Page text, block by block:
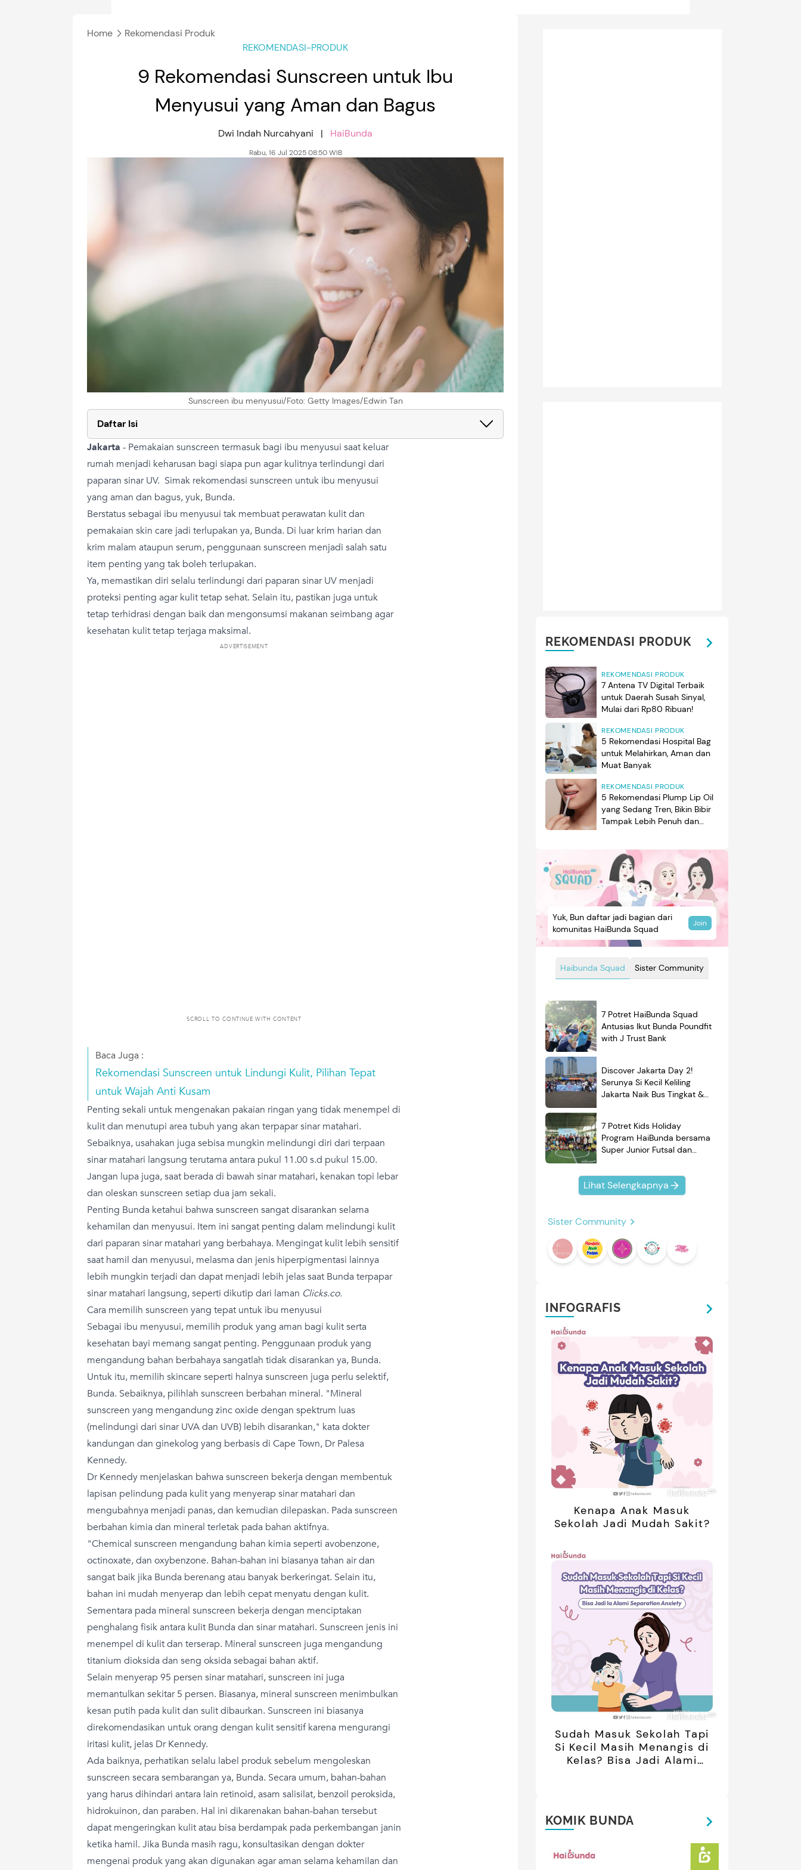
Home
Rekomendasi Produk
REKOMENDASI-PRODUK
9 Rekomendasi Sunscreen untuk Ibu
Menyusui yang Aman dan Bagus
Dwi Indah Nurcahyani | HaiBunda
Rabu, 16 Jul 2025 08:50 WIB
Sunscreen ibu menyusui/Foto: Getty Images/Edwin Tan
Daftar Isi
Jakarta - Pemakaian sunscreen termasuk bagi ibu menyusui saat keluar
rumah menjadi keharusan bagi siapa pun agar kulitnya terlindungi dari
paparan sinar UV. Simak rekomendasi sunscreen untuk ibu menyusui
yang aman dan bagus, yuk, Bunda.
Berstatus sebagai ibu menyusui tak membuat perawatan kulit dan
pemakaian skin care jadi terlupakan ya, Bunda. Di luar krim harian dan
krim malam ataupun serum, penggunaan sunscreen menjadi salah satu
item penting yang tak boleh terlupakan.
Ya, memastikan diri selalu terlindungi dari paparan sinar UV menjadi
proteksi penting agar kulit tetap sehat. Selain itu, pastikan juga untuk
tetap terhidrasi dengan baik dan mengonsumsi makanan seimbang agar
kesehatan kulit tetap terjaga maksimal.
ADVERTISEMENT
SCROLL TO CONTINUE WITH CONTENT
Baca Juga :
Rekomendasi Sunscreen untuk Lindungi Kulit, Pilihan Tepat
untuk Wajah Anti Kusam
Penting sekali untuk mengenakan pakaian ringan yang tidak menempel di
kulit dan menutupi area tubuh yang akan terpapar sinar matahari.
Sebaiknya, usahakan juga sebisa mungkin melindungi diri dari terpaan
sinar matahari langsung terutama antara pukul 11.00 s.d pukul 15.00.
Jangan lupa juga, saat berada di bawah sinar matahari, kenakan topi lebar
dan oleskan sunscreen setiap dua jam sekali.
Penting Bunda ketahui bahwa sunscreen sangat disarankan selama
kehamilan dan menyusui. Item ini sangat penting dalam melindungi kulit
dari paparan sinar matahari yang berbahaya. Mengingat kulit lebih sensitif
saat hamil dan menyusui, melasma dan jenis hiperpigmentasi lainnya
lebih mungkin terjadi dan dapat menjadi lebih jelas saat Bunda terpapar
sinar matahari langsung, seperti dikutip dari laman Clicks.co.
Cara memilih sunscreen yang tepat untuk ibu menyusui
Sebagai ibu menyusui, memilih produk yang aman bagi kulit serta
kesehatan bayi memang sangat penting. Penggunaan produk yang
mengandung bahan berbahaya sangatlah tidak disarankan ya, Bunda.
Untuk itu, memilih skincare seperti halnya sunscreen juga perlu selektif,
Bunda. Sebaiknya, pilihlah sunscreen berbahan mineral. "Mineral
sunscreen yang mengandung zinc oxide dengan spektrum luas
(melindungi dari sinar UVA dan UVB) lebih disarankan," kata dokter
kandungan dan ginekolog yang berbasis di Cape Town, Dr Palesa
Kennedy.
Dr Kennedy menjelaskan bahwa sunscreen bekerja dengan membentuk
lapisan pelindung pada kulit yang menyerap sinar matahari dan
mengubahnya menjadi panas, dan kemudian dilepaskan. Pada sunscreen
berbahan kimia dan mineral terletak pada bahan aktifnya.
"Chemical sunscreen mengandung bahan kimia seperti avobenzone,
octinoxate, dan oxybenzone. Bahan-bahan ini biasanya tahan air dan
sangat baik jika Bunda berenang atau banyak berkeringat. Selain itu,
bahan ini mudah menyerap dan lebih cepat menyatu dengan kulit.
Sementara pada mineral sunscreen bekerja dengan menciptakan
penghalang fisik antara kulit Bunda dan sinar matahari. Sunscreen jenis ini
menempel di kulit dan terserap. Mineral sunscreen juga mengandung
titanium dioksida dan seng oksida sebagai bahan aktif.
Selain menyerap 95 persen sinar matahari, sunscreen ini juga
memantulkan sekitar 5 persen. Biasanya, mineral sunscreen menimbulkan
kesan putih pada kulit dan sulit dibaurkan. Sunscreen ini biasanya
direkomendasikan untuk orang dengan kulit sensitif karena mengurangi
iritasi kulit, jelas Dr Kennedy.
Ada baiknya, perhatikan selalu label produk sebelum mengoleskan
sunscreen secara sembarangan ya, Bunda. Secara umum, bahan-bahan
yang harus dihindari antara lain retinoid, asam salisilat, benzoil peroksida,
hidrokuinon, dan paraben. Hal ini dikarenakan bahan-bahan tersebut
dapat mengeringkan kulit atau bisa berdampak pada perkembangan janin
ketika hamil. Jika Bunda masih ragu, konsultasikan dengan dokter
mengenai produk yang akan digunakan agar aman selama kehamilan dan
REKOMENDASI PRODUK
REKOMENDASI PRODUK
7 Antena TV Digital Terbaik
untuk Daerah Susah Sinyal,
Mulai dari Rp80 Ribuan!
REKOMENDASI PRODUK
5 Rekomendasi Hospital Bag
untuk Melahirkan, Aman dan
Muat Banyak
REKOMENDASI PRODUK
5 Rekomendasi Plump Lip Oil
yang Sedang Tren, Bikin Bibir
Tampak Lebih Penuh dan
Haibunda Squad Sister Community
Yuk, Bun daftar jadi bagian dari
komunitas HaiBunda Squad
Join
7 Potret HaiBunda Squad
Antusias Ikut Bunda Poundfit
with J Trust Bank
Discover Jakarta Day 2!
Serunya Si Kecil Keliling
Jakarta Naik Bus Tingkat &
7 Potret Kids Holiday
Program HaiBunda bersama
Super Junior Futsal dan
Kompak Banget!
Lihat Selengkapnya
Sister Community
INFOGRAFIS
Kenapa Anak Masuk
Sekolah Jadi Mudah Sakit?
Sudah Masuk Sekolah Tapi
Si Kecil Masih Menangis di
Kelas? Bisa Jadi Alami
KOMIK BUNDA